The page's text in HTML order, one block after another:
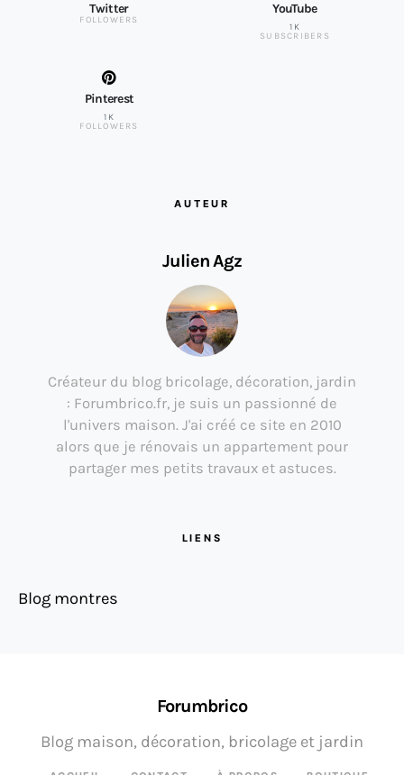
Twitter
FOLLOWERS
YouTube
1K
SUBSCRIBERS
Pinterest
1K
FOLLOWERS
AUTEUR
Julien Agz
Créateur du blog bricolage, décoration, jardin
: Forumbrico.fr, je suis un passionné de
l'univers maison. J'ai créé ce site en 2010
alors que je rénovais un appartement pour
partager mes petits travaux et astuces.
LIENS
Blog montres
Forumbrico
Blog maison, décoration, bricolage et jardin